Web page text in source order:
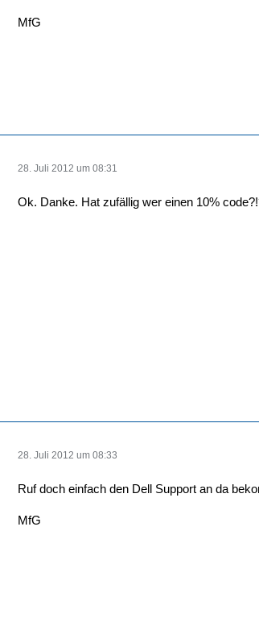
MfG
28. Juli 2012 um 08:31
Ok. Danke. Hat zufällig wer einen 10%
28. Juli 2012 um 08:33
Ruf doch einfach den Dell Support an da
MfG